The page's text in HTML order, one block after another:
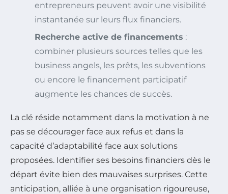
entrepreneurs peuvent avoir une visibilité
instantanée sur leurs flux financiers.
Recherche active de financements :
combiner plusieurs sources telles que les
business angels, les prêts, les subventions
ou encore le financement participatif
augmente les chances de succès.
La clé réside notamment dans la motivation à ne
pas se décourager face aux refus et dans la
capacité d’adaptabilité face aux solutions
proposées. Identifier ses besoins financiers dès le
départ évite bien des mauvaises surprises. Cette
anticipation, alliée à une organisation rigoureuse,